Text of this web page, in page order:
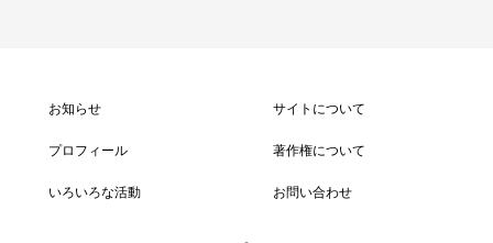
お知らせ
プロフィール
いろいろな活動
サイトについて
著作権について
お問い合わせ